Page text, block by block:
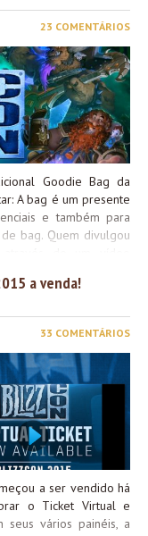
assim que as imagens
do que esperar de
BlizzCon eu não
como funciona isso
virtual você terá a
23 COMENTÁRIOS
Goodie Bag da
A bag é um presente
e também para
bag. Quem divulgou
virtual com opção de
a venda!
33 COMENTÁRIOS
a ser vendido há
o Ticket Virtual e
seus vários painéis, a